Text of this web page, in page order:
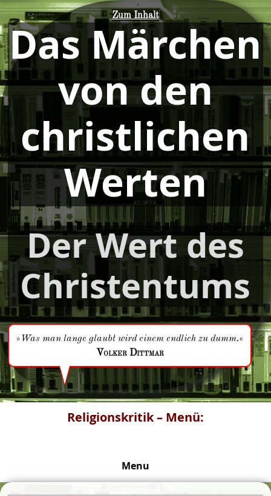
Zum Inhalt
Das Märchen
von den
christlichen
Werten
Der Wert des
Christentums
» Was man lange glaubt wird einem endlich zu dumm.«
Volker Dittmar
Religionskritik – Menü:
Menu